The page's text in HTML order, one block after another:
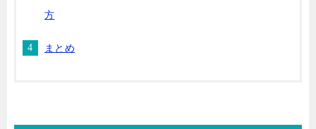
方
まとめ